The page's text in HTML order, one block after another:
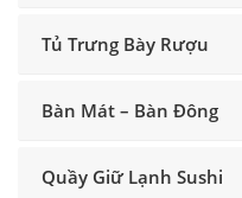
Tủ Trưng Bày Rượu
Bàn Mát – Bàn Đông
Quầy Giữ Lạnh Sushi